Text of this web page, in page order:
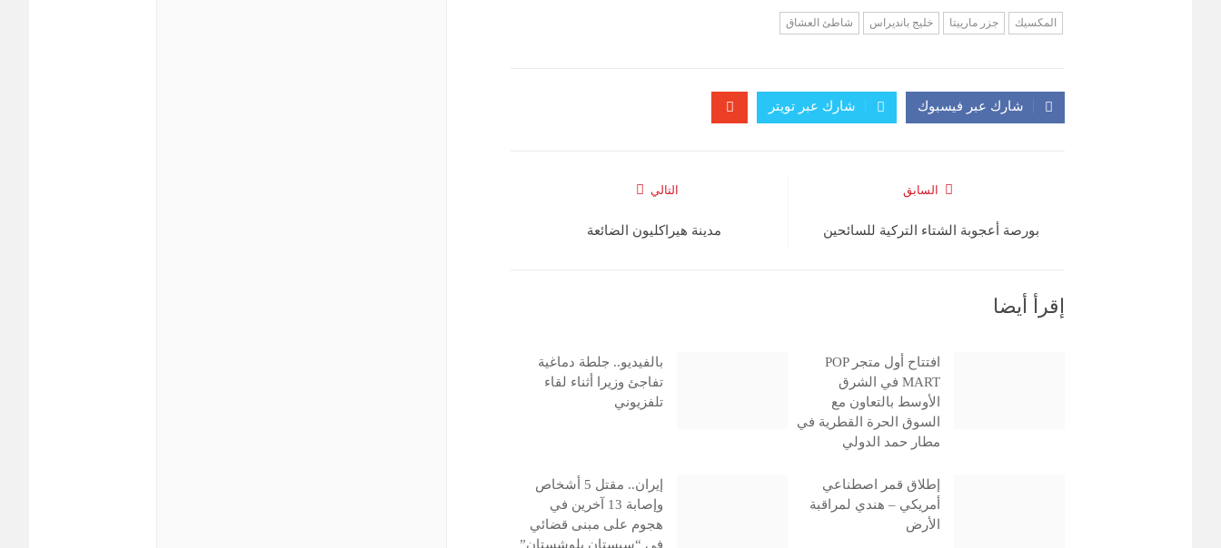
المكسيك جزر مارييتا خليج بانديراس شاطئ العشاق
شارك عبر فيسبوك شارك عبر تويتر
السابق
بورصة أعجوبة الشتاء التركية للسائحين
التالي
مدينة هيراكليون الضائعة
إقرأ أيضا
افتتاح أول متجر POP
MART في الشرق
الأوسط بالتعاون مع
السوق الحرة القطرية في
مطار حمد الدولي
بالفيديو.. جلطة دماغية
تفاجئ وزيرا أثناء لقاء
تلفزيوني
إطلاق قمر اصطناعي
أمريكي – هندي لمراقبة
الأرض
إيران.. مقتل 5 أشخاص
وإصابة 13 آخرين في
هجوم على مبنى قضائي
في “سيستان بلوشستان”